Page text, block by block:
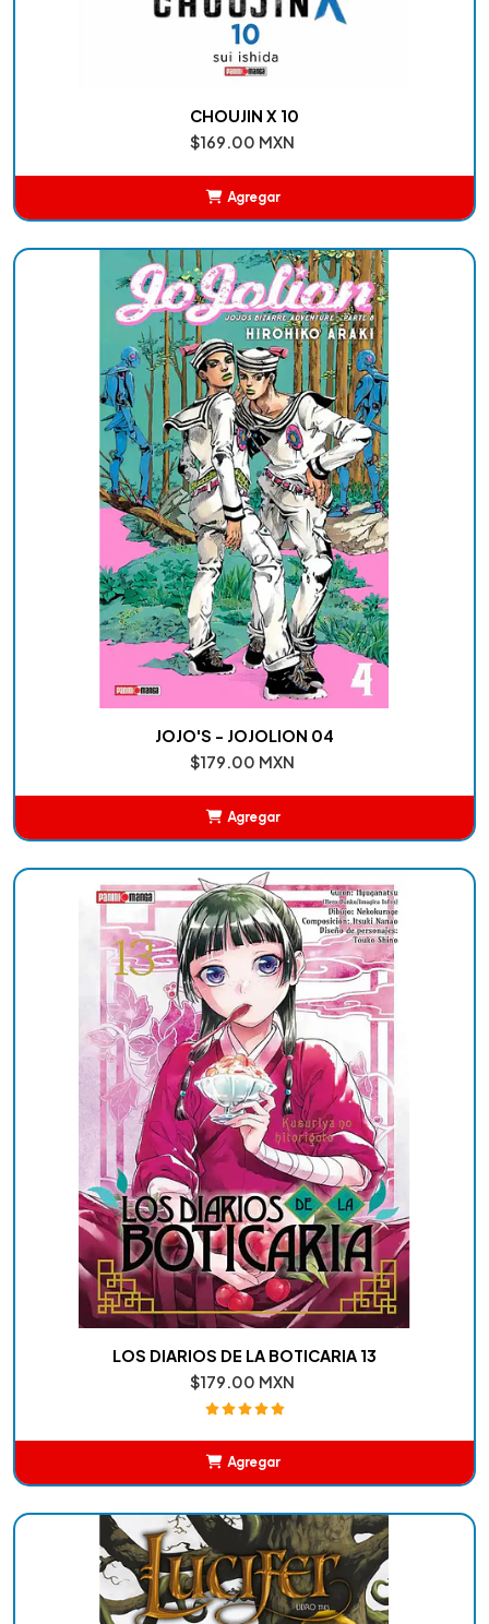
CHOUJIN X 10
$169.00 MXN
Agregar
JOJO'S - JOJOLION 04
$179.00 MXN
Agregar
LOS DIARIOS DE LA BOTICARIA 13
$179.00 MXN
Agregar